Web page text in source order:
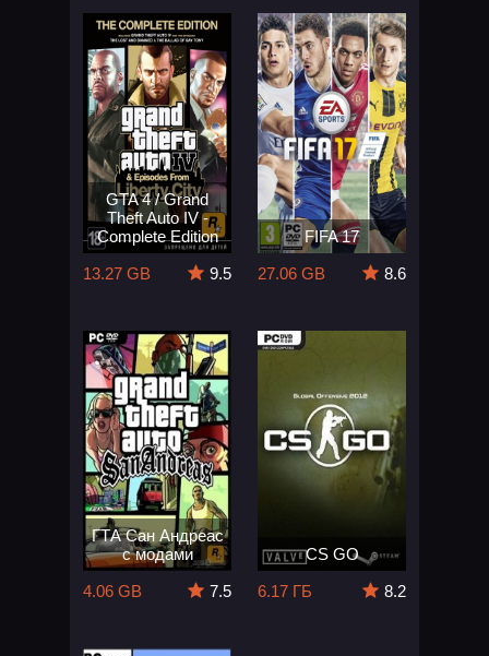
GTA 4 / Grand
Theft Auto IV -
Complete Edition
13.27 GB
9.5
FIFA 17
27.06 GB
8.6
ГТА Сан Андреас
с модами
4.06 GB
7.5
CS GO
6.17 ГБ
8.2